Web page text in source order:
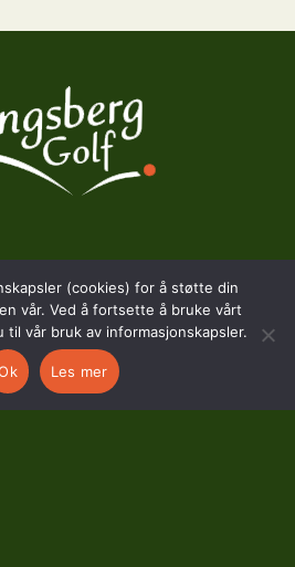
(cookies) for å støtte din
vår. Ved å fortsette å bruke vårt
vår bruk av informasjonskapsler.
Les mer